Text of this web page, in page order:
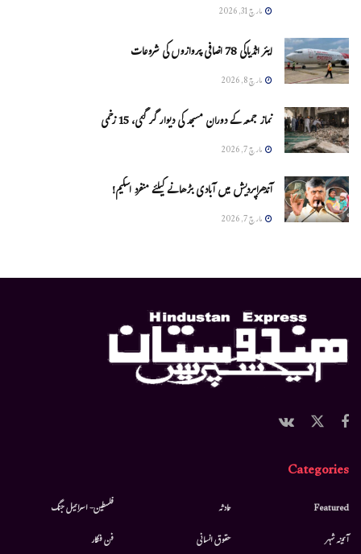
مارچ 31, 2026
ایئر انڈیاکی 78 اضافی پروازوں کی شروعات
مارچ 8, 2026
نماز جمعہ کے دوران مسجد کی دیوار گر گئی، 15 زخمی
مارچ 7, 2026
آندھراپردیش میں آبادی بڑھانے کیلئے منفرد اسکیم!
مارچ 7, 2026
Categories
Featured
آئینہ شہر
حادثہ
حقوق انسانی
فلسطین- اسرائیل جنگ
فن فنکار